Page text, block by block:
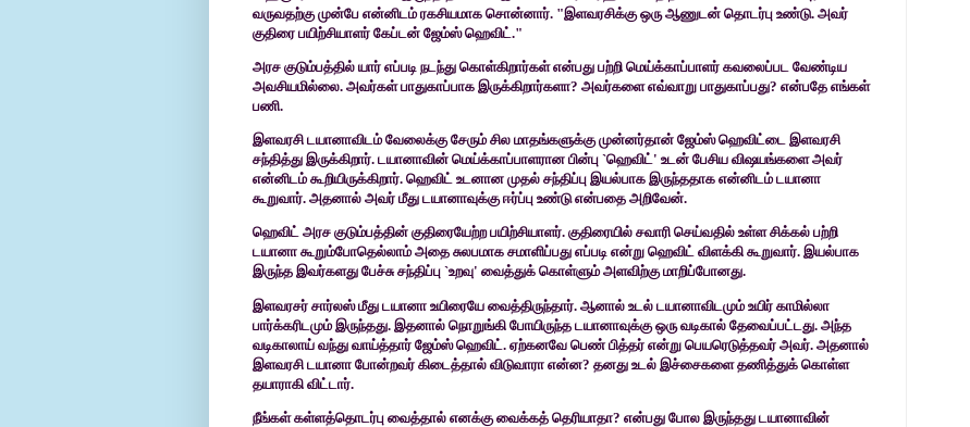
வருவதற்கு முன்பே என்னிடம் ரகசியமாக சொன்னார். "இளவரசிக்கு ஒரு ஆணுடன் தொடர்பு உண்டு. அவர்
குதிரை பயிற்சியாளர் கேப்டன் ஜேம்ஸ் ஹெவிட்."
அரச குடும்பத்தில் யார் எப்படி நடந்து கொள்கிறார்கள் என்பது பற்றி மெய்க்காப்பாளர் கவலைப்பட வேண்டிய
அவசியமில்லை. அவர்கள் பாதுகாப்பாக இருக்கிறார்களா? அவர்களை எவ்வாறு பாதுகாப்பது? என்பதே எங்கள்
பணி.
இளவரசி டயானாவிடம் வேலைக்கு சேரும் சில மாதங்களுக்கு முன்னர்தான் ஜேம்ஸ் ஹெவிட்டை இளவரசி
சந்தித்து இருக்கிறார். டயானாவின் மெய்க்காப்பாளரான பின்பு `ஹெவிட்' உடன் பேசிய விஷயங்களை அவர்
என்னிடம் கூறியிருக்கிறார். ஹெவிட் உடனான முதல் சந்திப்பு இயல்பாக இருந்ததாக என்னிடம் டயானா
கூறுவார். அதனால் அவர் மீது டயானாவுக்கு ஈர்ப்பு உண்டு என்பதை அறிவேன்.
ஹெவிட் அரச குடும்பத்தின் குதிரையேற்ற பயிற்சியாளர். குதிரையில் சவாரி செய்வதில் உள்ள சிக்கல் பற்றி
டயானா கூறும்போதெல்லாம் அதை சுலபமாக சமாளிப்பது எப்படி என்று ஹெவிட் விளக்கி கூறுவார். இயல்பாக
இருந்த இவர்களது பேச்சு சந்திப்பு `உறவு' வைத்துக் கொள்ளும் அளவிற்கு மாறிப்போனது.
இளவரசர் சார்லஸ் மீது டயானா உயிரையே வைத்திருந்தார். ஆனால் உடல் டயானாவிடமும் உயிர் காமில்லா
பார்க்கரிடமும் இருந்தது. இதனால் நொறுங்கி போயிருந்த டயானாவுக்கு ஒரு வடிகால் தேவைப்பட்டது. அந்த
வடிகாலாய் வந்து வாய்த்தார் ஜேம்ஸ் ஹெவிட். ஏற்கனவே பெண் பித்தர் என்று பெயரெடுத்தவர் அவர். அதனால்
இளவரசி டயானா போன்றவர் கிடைத்தால் விடுவாரா என்ன? தனது உடல் இச்சைகளை தணித்துக் கொள்ள
தயாராகி விட்டார்.
நீங்கள் கள்ளத்தொடர்பு வைத்தால் எனக்கு வைக்கத் தெரியாதா? என்பது போல இருந்தது டயானாவின்